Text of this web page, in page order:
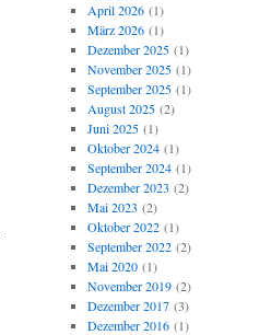
April 2026(1)
März 2026(1)
Dezember 2025(1)
November 2025(1)
September 2025(1)
August 2025(2)
Juni 2025(1)
Oktober 2024(1)
September 2024(1)
Dezember 2023 (2)
Mai 2023 (2)
Oktober 2022(1)
September 2022(2)
Mai 2020(1)
November 2019(2)
Dezember 2017(3)
Dezember 2016(1)